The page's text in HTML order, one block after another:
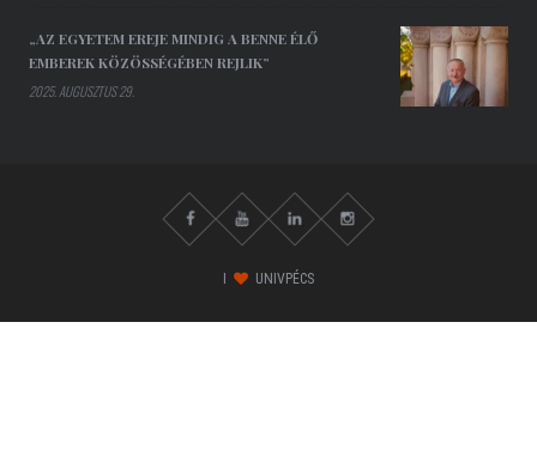
„AZ EGYETEM EREJE MINDIG A BENNE ÉLŐ
EMBEREK KÖZÖSSÉGÉBEN REJLIK”
2025. AUGUSZTUS 29.
UNIVPÉCS